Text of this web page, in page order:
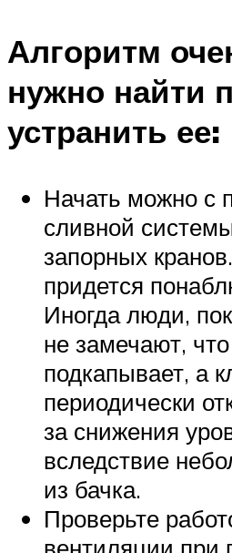
Алгоритм
нужно найти
устранить ее:
Начать можно с
сливной
запорных
придется
Иногда люди,
не замечают,
подкапывает, а
периодически
за снижения
вследствие
из бачка.
Проверьте